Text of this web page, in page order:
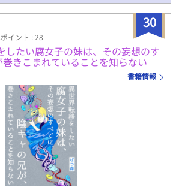
30
イント : 28
したい腐女子の妹は、その妄想のす
きこまれていることを知らない
書籍情報